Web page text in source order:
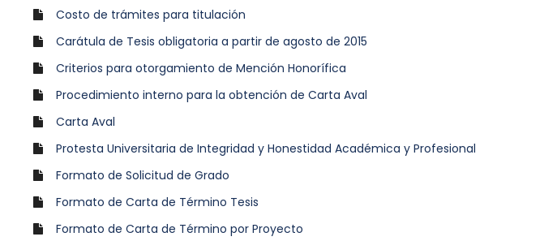
Costo de trámites para titulación
Carátula de Tesis obligatoria a partir de agosto de 2015
Criterios para otorgamiento de Mención Honorífica
Procedimiento interno para la obtención de Carta Aval
Carta Aval
Protesta Universitaria de Integridad y Honestidad Académica y Profesional
Formato de Solicitud de Grado
Formato de Carta de Término Tesis
Formato de Carta de Término por Proyecto